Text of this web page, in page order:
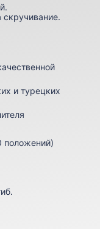
и турецких
положений)